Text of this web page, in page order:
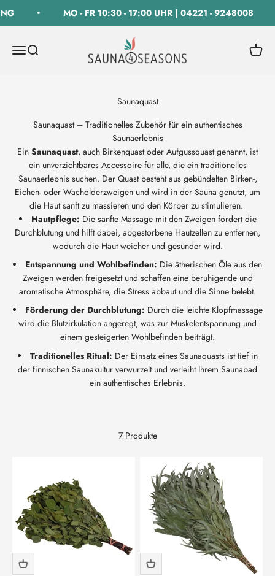
MO - FR 10:30 - 17:00 UHR | 04221 - 9248008
Navigationsmenü öffnen
Suche öffnen
SAUNA 4 SEASONS GmbH
Saunaquast – Traditionelles Zubehör für ein authentisches
Saunaerlebnis
Ein Saunaquast, auch Birkenquast oder Aufgussquast genannt, ist
ein unverzichtbares Accessoire für alle, die ein traditionelles
Saunaerlebnis suchen. Der Quast besteht aus gebündelten Birken-,
Eichen- oder Wacholderzweigen und wird in der Sauna genutzt, um
die Haut sanft zu massieren und den Körper zu stimulieren.
Hautpflege: Die sanfte Massage mit den Zweigen fördert die
Durchblutung und hilft dabei, abgestorbene Hautzellen zu entfernen,
wodurch die Haut weicher und gesünder wird.
Entspannung und Wohlbefinden: Die ätherischen Öle aus den
Zweigen werden freigesetzt und schaffen eine beruhigende und
aromatische Atmosphäre, die Stress abbaut und die Sinne belebt.
Förderung der Durchblutung: Durch die leichte Klopfmassage
wird die Blutzirkulation angeregt, was zur Muskelentspannung und
einem gesteigerten Wohlbefinden beiträgt.
Traditionelles Ritual: Der Einsatz eines Saunaquasts ist tief in
der finnischen Saunakultur verwurzelt und verleiht Ihrem Saunabad
ein authentisches Erlebnis.
7 Produkte